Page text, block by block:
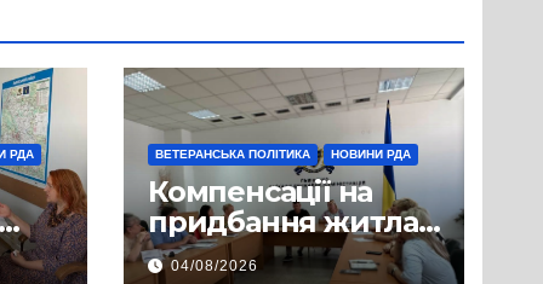
РДА ВЕТЕРАНСЬКА ПОЛІТИКА НОВИНИ РДА
Компенсації на
придбання житла
для ветеранів: у
04/08/2026